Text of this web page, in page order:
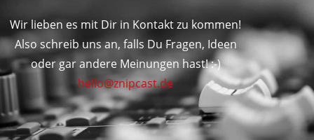
Wir lieben es mit Dir in Kontakt zu kommen!
Also schreib uns an, falls Du Fragen, Ideen
oder gar andere Meinungen hast! :-)
hello@znipcast.de